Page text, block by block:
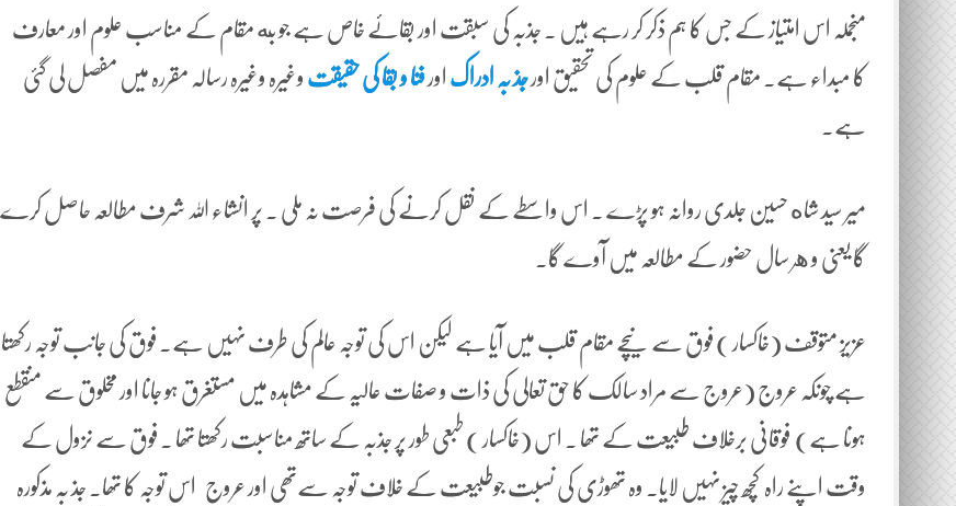
منجملہ اس امتیاز کے جس کا ہم ذکر کر رہے ہیں ۔ جذبہ کی سبقت اور بقائے خاص ہے جو به مقام کے مناسب علوم اور معارف
کا مبداء ہے۔ مقام قلب کے علوم کی تحقیق اور جذ بہ ادراک اور فنا و بقا کی حقیقت وغیرہ وغیرہ رسالہ مقررہ میں مفصل لی گئی
ہے۔
میر سید شاه حسین جلدی روانہ ہو پڑے ۔ اس واسطے کے نقل کرنے کی فرصت نہ ملی ۔ پر انشاء اللہ شرف مطالعہ حاصل کرے
گا یعنی و هر سال حضور کے مطالعہ میں آوے گا۔
عزیز متوقف (خاکسار ) فوق سے نیچے مقام قلب میں آیا ہے لیکن اس کی توجہ عالم کی طرف نہیں ہے۔ فوق کی جانب توجہ رکھتا
ہے چونکہ عروج (عروج سے مراد سالک کا حق تعالی کی ذات و صفات عالیہ کے مشاہدہ میں مستغرق ہو جانا اور مخلوق سے منقطع
ہونا ہے) فوقانی برخلاف طبیعت کے تھا ۔ اس (خاکسار ) طبعی طور پر جذبہ کے ساتھ مناسبت رکھتا تھا ۔ فوق سے نزول کے
وقت اپنے راہ کچھ چیز نہیں لایا۔ وہ تھوڑی کی نسبت جوطبیعت کے خلاف توجہ سےتھی اور عروج اس توجہ کا تھا۔ جذ بہ مذکورہ